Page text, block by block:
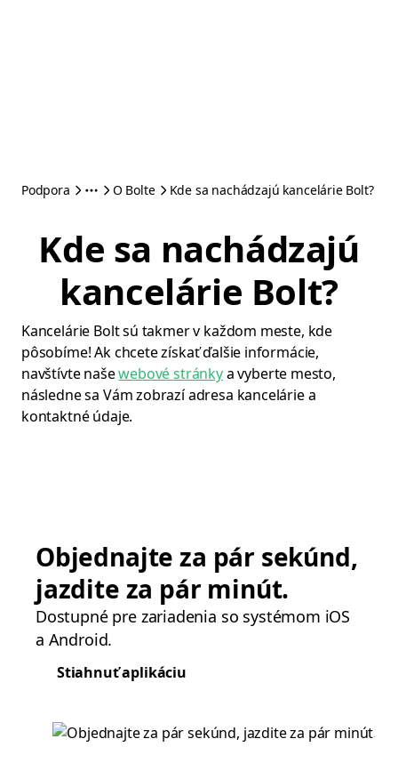
Podpora O Bolte Kde sa nachádzajú kancelárie Bolt?
Kde sa nachádzajú
kancelárie Bolt?
Kancelárie Bolt sú takmer v každom meste, kde
pôsobíme! Ak chcete získať ďalšie informácie,
navštívte našewebové stránkya vyberte mesto,
následne sa Vám zobrazí adresa kancelárie a
kontaktné údaje.
Objednajte za pár sekúnd,
jazdite za pár minút.
Dostupné pre zariadenia so systémom iOS
a Android.
Stiahnuť aplikáciu